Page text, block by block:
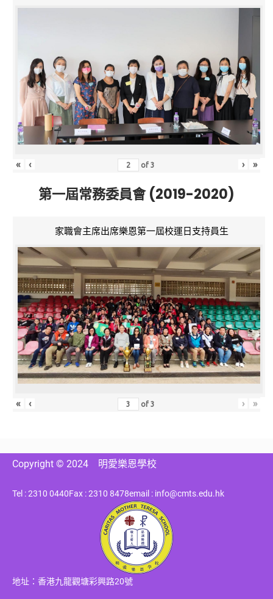
« ‹ of3 › »
第一屆常務委員會 (2019-2020)
家職會主席出席樂恩第一屆校運日支持員生
« ‹ of3 › »
Copyright © 2024 明愛樂恩學校
Tel : 2310 0440Fax : 2310 8478email : info@cmts.edu.hk
地址：香港九龍觀塘彩興路20號